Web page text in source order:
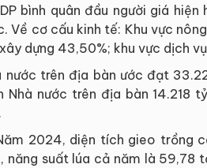
bình quân đầu người giá
Về cơ cấu kinh tế: Khu vực
dựng 43,50%; khu vực dịch
nước trên địa bàn ước đạt
Nhà nước trên địa bàn 14.218
2024, diện tích gieo trồng
năng suất lúa cả năm là